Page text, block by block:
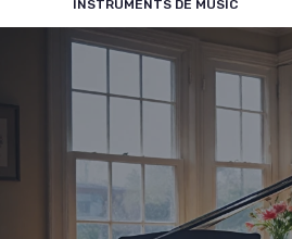
INSTRUMENTS DE MUSIC